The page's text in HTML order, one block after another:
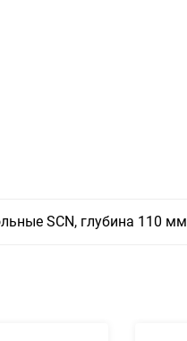
SCN, глубина 110 мм